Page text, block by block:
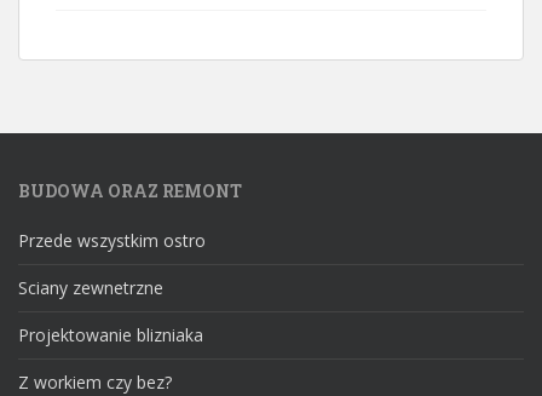
BUDOWA ORAZ REMONT
Przede wszystkim ostro
Sciany zewnetrzne
Projektowanie blizniaka
Z workiem czy bez?